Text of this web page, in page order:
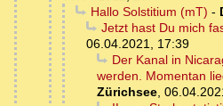
Hallo Solstitium (mT) -
Jetzt hast Du mich
06.04.2021, 17:39
Der Kanal in
werden. Momentan
Zürichsee,